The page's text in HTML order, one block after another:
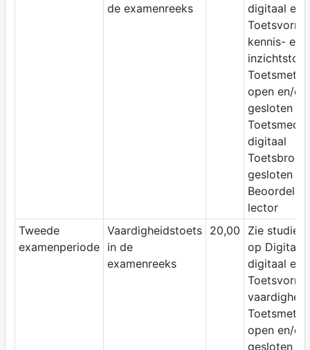
de examenreeks
digitaal
Toetsvorm:
kennis- en
open en/of
gesloten
digitaal
Toetsbron:
gesloten
lector
Tweede
examenperiode
Vaardigheidstoets
in de
examenreeks
20,00
Zie
op Digitap;
digitaal
Toetsvorm:
open en/of
gesloten